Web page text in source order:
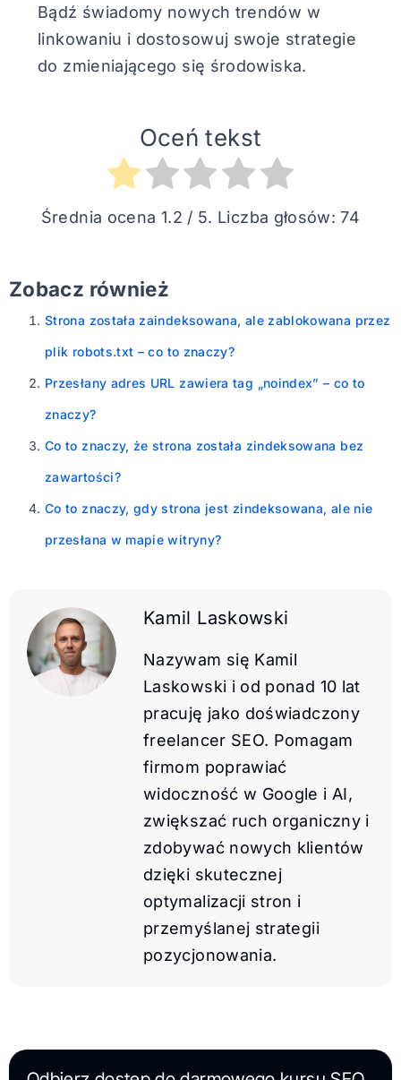
Bądź świadomy nowych trendów w
linkowaniu i dostosowuj swoje strategie
do zmieniającego się środowiska.
Oceń tekst
Średnia ocena 1.2 / 5. Liczba głosów:74
Zobacz również
Strona została zaindeksowana, ale zablokowana przez
plik robots.txt – co to znaczy?
Przesłany adres URL zawiera tag „noindex” – co to
znaczy?
Co to znaczy, że strona została zindeksowana bez
zawartości?
Co to znaczy, gdy strona jest zindeksowana, ale nie
przesłana w mapie witryny?
Kamil Laskowski
Nazywam się Kamil
Laskowski i od ponad 10 lat
pracuję jako doświadczony
freelancer SEO. Pomagam
firmom poprawiać
widoczność w Google i AI,
zwiększać ruch organiczny i
zdobywać nowych klientów
dzięki skutecznej
optymalizacji stron i
przemyślanej strategii
pozycjonowania.